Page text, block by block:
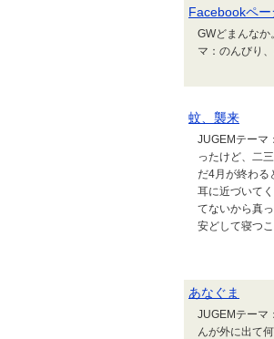
Facebookペ
GWどまんな
マ：のんびり
蚊、襲来
JUGEMテーマ
ったけど、二
だ4月が終わる
耳に近づいて
てないから真
安どして寝つ
あなぐま
JUGEMテーマ
んが外に出て